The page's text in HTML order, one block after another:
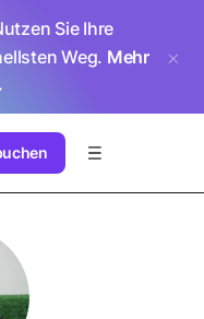
Sie Ihre
Weg. Mehr